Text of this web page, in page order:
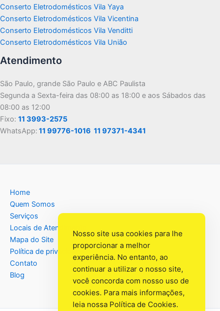
Conserto Eletrodomésticos Vila Yaya
Conserto Eletrodomésticos Vila Vicentina
Conserto Eletrodomésticos Vila Venditti
Conserto Eletrodomésticos Vila União
Atendimento
São Paulo, grande São Paulo e ABC Paulista
Segunda a Sexta-feira das 08:00 as 18:00 e aos Sábados das
08:00 as 12:00
Fixo: 11 3993-2575
WhatsApp: 11 99776-1016 11 97371-4341
Home
Quem Somos
Serviços
Locais de Atendimento
Mapa do Site
Política de privacidade
Contato
Blog
Nosso site usa cookies para lhe
proporcionar a melhor
experiência. No entanto, ao
continuar a utilizar o nosso site,
você concorda com nosso uso de
cookies. Para mais informações,
leia nossa Política de Cookies.